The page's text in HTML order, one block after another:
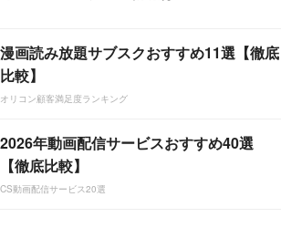
漫画読み放題サブスクおすすめ11選【徹底
比較】
オリコン顧客満足度ランキング
2026年動画配信サービスおすすめ40選
【徹底比較】
CS動画配信サービス20選